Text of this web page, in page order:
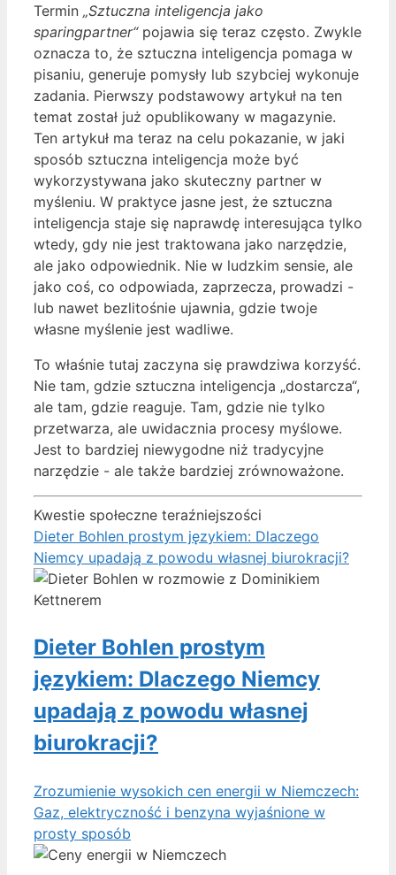
Termin „Sztuczna inteligencja jako
sparingpartner“pojawia się teraz często. Zwykle
oznacza to, że sztuczna inteligencja pomaga w
pisaniu, generuje pomysły lub szybciej wykonuje
zadania. Pierwszy podstawowy artykuł na ten
temat został już opublikowany w magazynie.
Ten artykuł ma teraz na celu pokazanie, w jaki
sposób sztuczna inteligencja może być
wykorzystywana jako skuteczny partner w
myśleniu. W praktyce jasne jest, że sztuczna
inteligencja staje się naprawdę interesująca tylko
wtedy, gdy nie jest traktowana jako narzędzie,
ale jako odpowiednik. Nie w ludzkim sensie, ale
jako coś, co odpowiada, zaprzecza, prowadzi -
lub nawet bezlitośnie ujawnia, gdzie twoje
własne myślenie jest wadliwe.
To właśnie tutaj zaczyna się prawdziwa korzyść.
Nie tam, gdzie sztuczna inteligencja „dostarcza“,
ale tam, gdzie reaguje. Tam, gdzie nie tylko
przetwarza, ale uwidacznia procesy myślowe.
Jest to bardziej niewygodne niż tradycyjne
narzędzie - ale także bardziej zrównoważone.
Kwestie społeczne teraźniejszości
Dieter Bohlen prostym językiem: Dlaczego
Niemcy upadają z powodu własnej biurokracji?
Dieter Bohlen prostym
językiem: Dlaczego Niemcy
upadają z powodu własnej
biurokracji?
Zrozumienie wysokich cen energii w Niemczech:
Gaz, elektryczność i benzyna wyjaśnione w
prosty sposób